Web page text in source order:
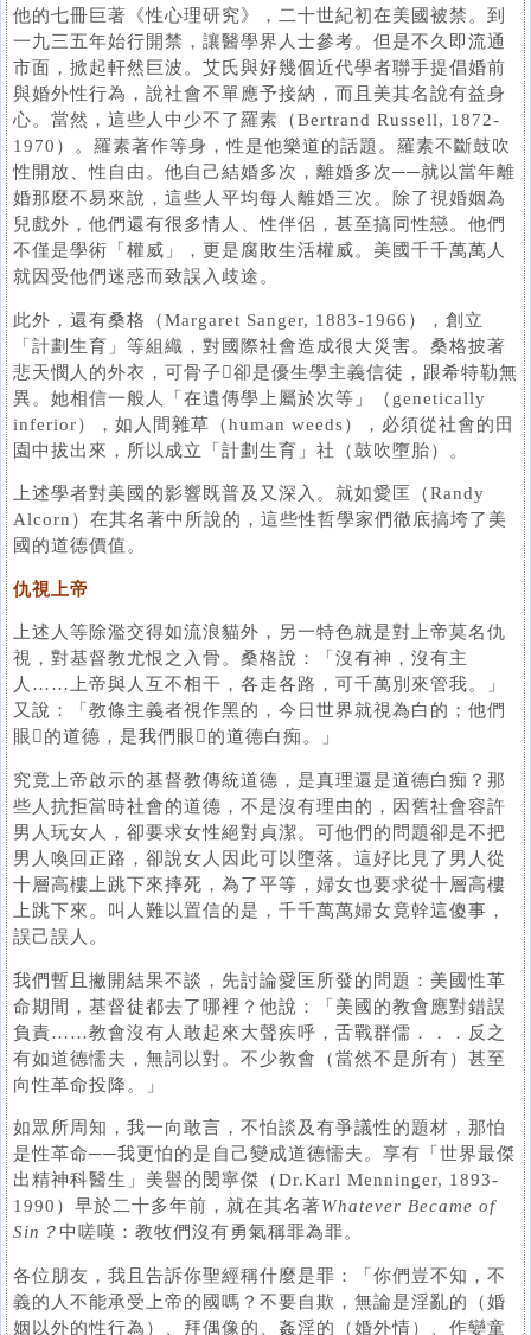
他的七冊巨著《性心理研究》，二十世紀初在美國被禁。到
一九三五年始行開禁，讓醫學界人士參考。但是不久即流通
市面，掀起軒然巨波。艾氏與好幾個近代學者聯手提倡婚前
與婚外性行為，說社會不單應予接納，而且美其名說有益身
心。當然，這些人中少不了羅素（Bertrand Russell, 1872-
1970）。羅素著作等身，性是他樂道的話題。羅素不斷鼓吹
性開放、性自由。他自己結婚多次，離婚多次──就以當年離
婚那麼不易來說，這些人平均每人離婚三次。除了視婚姻為
兒戲外，他們還有很多情人、性伴侶，甚至搞同性戀。他們
不僅是學術「權威」，更是腐敗生活權威。美國千千萬萬人
就因受他們迷惑而致誤入歧途。
此外，還有桑格（Margaret Sanger, 1883-1966），創立
「計劃生育」等組織，對國際社會造成很大災害。桑格披著
悲天憫人的外衣，可骨子卻是優生學主義信徒，跟希特勒無
異。她相信一般人「在遺傳學上屬於次等」（genetically
inferior），如人間雜草（human weeds），必須從社會的田
園中拔出來，所以成立「計劃生育」社（鼓吹墮胎）。
上述學者對美國的影響既普及又深入。就如愛匡（Randy
Alcorn）在其名著中所說的，這些性哲學家們徹底搞垮了美
國的道德價值。
仇視上帝
上述人等除濫交得如流浪貓外，另一特色就是對上帝莫名仇
視，對基督教尤恨之入骨。桑格說：「沒有神，沒有主
人……上帝與人互不相干，各走各路，可千萬別來管我。」
又說：「教條主義者視作黑的，今日世界就視為白的；他們
眼的道德，是我們眼的道德白痴。」
究竟上帝啟示的基督教傳統道德，是真理還是道德白痴？那
些人抗拒當時社會的道德，不是沒有理由的，因舊社會容許
男人玩女人，卻要求女性絕對貞潔。可他們的問題卻是不把
男人喚回正路，卻說女人因此可以墮落。這好比見了男人從
十層高樓上跳下來摔死，為了平等，婦女也要求從十層高樓
上跳下來。叫人難以置信的是，千千萬萬婦女竟幹這傻事，
誤己誤人。
我們暫且撇開結果不談，先討論愛匡所發的問題：美國性革
命期間，基督徒都去了哪裡？他說：「美國的教會應對錯誤
負責……教會沒有人敢起來大聲疾呼，舌戰群儒．．．反之
有如道德懦夫，無詞以對。不少教會（當然不是所有）甚至
向性革命投降。」
如眾所周知，我一向敢言，不怕談及有爭議性的題材，那怕
是性革命──我更怕的是自己變成道德懦夫。享有「世界最傑
出精神科醫生」美譽的閔寧傑（Dr.Karl Menninger, 1893-
1990）早於二十多年前，就在其名著Whatever Became of
Sin？中嗟嘆：教牧們沒有勇氣稱罪為罪。
各位朋友，我且告訴你聖經稱什麼是罪：「你們豈不知，不
義的人不能承受上帝的國嗎？不要自欺，無論是淫亂的（婚
姻以外的性行為）、拜偶像的、姦淫的（婚外情）、作孌童